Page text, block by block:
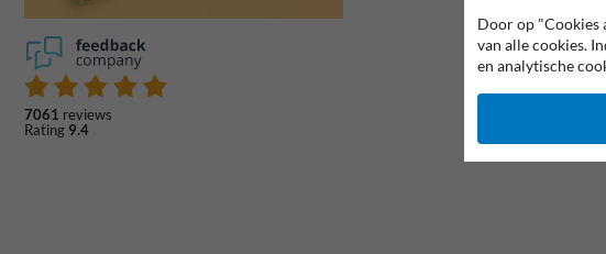
7061 reviews
Rating 9.4
Door op "Cookies
van alle cookies.
en analytische